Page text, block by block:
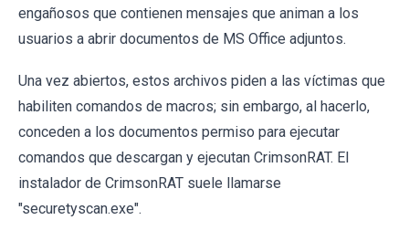
engañosos que contienen mensajes que animan a los
usuarios a abrir documentos de MS Office adjuntos.
Una vez abiertos, estos archivos piden a las víctimas que
habiliten comandos de macros; sin embargo, al hacerlo,
conceden a los documentos permiso para ejecutar
comandos que descargan y ejecutan CrimsonRAT. El
instalador de CrimsonRAT suele llamarse
"securetyscan.exe".